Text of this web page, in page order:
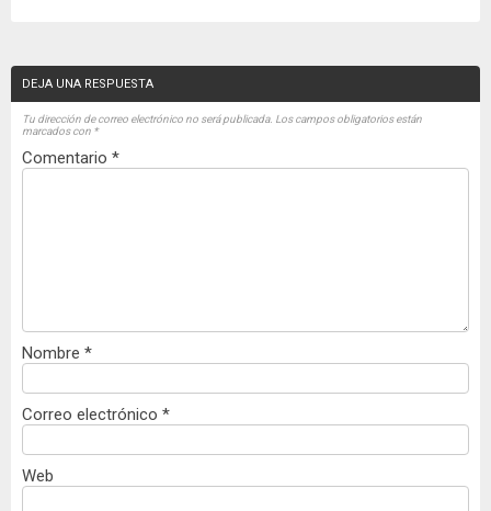
DEJA UNA RESPUESTA
Tu dirección de correo electrónico no será publicada. Los campos obligatorios están
marcados con *
Comentario *
Nombre *
Correo electrónico *
Web